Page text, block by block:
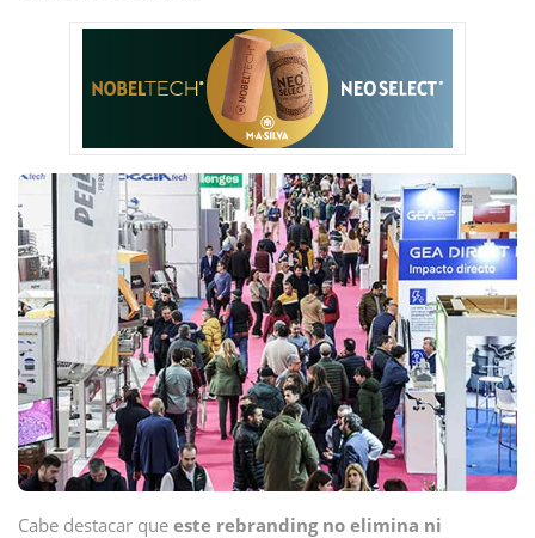
Cabe destacar que este rebranding no elimina ni